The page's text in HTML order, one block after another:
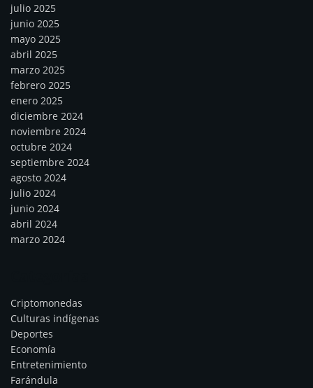
julio 2025
junio 2025
mayo 2025
abril 2025
marzo 2025
febrero 2025
enero 2025
diciembre 2024
noviembre 2024
octubre 2024
septiembre 2024
agosto 2024
julio 2024
junio 2024
abril 2024
marzo 2024
Criptomonedas
Culturas indígenas
Deportes
Economía
Entretenimiento
Farándula